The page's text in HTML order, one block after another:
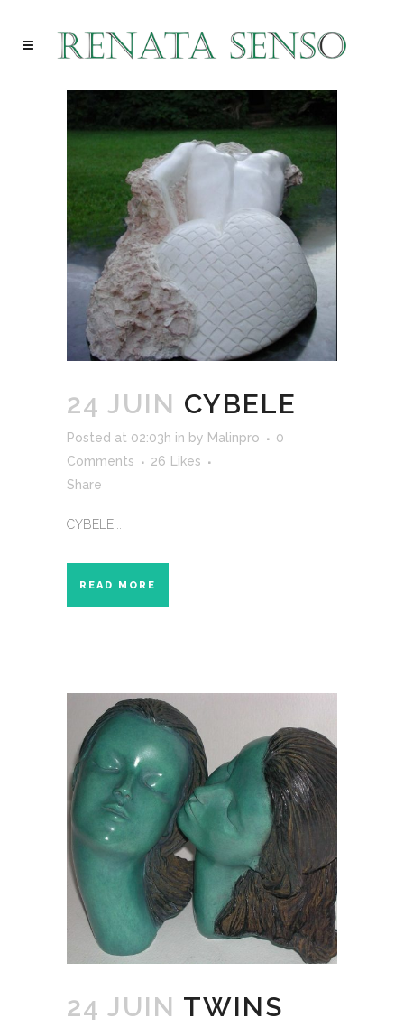
24 JUIN CYBELE
Posted at 02:03h in by Malinpro
0
Comments
26
Likes
Share
CYBELE...
READ MORE
24 JUIN TWINS